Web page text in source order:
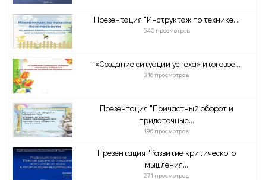
Презентация "Инструктаж по технике...
540 просмотров
"«Создание ситуации успеха» итоговое...
316 просмотров
Презентация "Причастный оборот и
придаточные...
196 просмотров
Презентация "Развитие критического
мышления...
271 просмотров